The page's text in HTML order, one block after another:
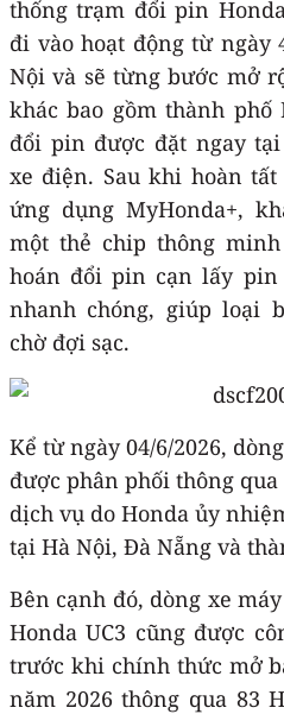
thống trạm đổi pin
đi vào hoạt động từ ngày
Nội và sẽ từng bước mở
khác bao gồm thành phố
đổi pin được đặt ngay
xe điện. Sau khi hoàn
ứng dụng MyHonda+,
một thẻ chip thông
hoán đổi pin cạn lấy
nhanh chóng, giúp loại
chờ đợi sạc.
Kể từ ngày 04/6/2026,
được phân phối thông
dịch vụ do Honda ủy
tại Hà Nội, Đà Nẵng và
Bên cạnh đó, dòng xe
Honda UC3 cũng được
trước khi chính thức mở
năm 2026 thông qua 83